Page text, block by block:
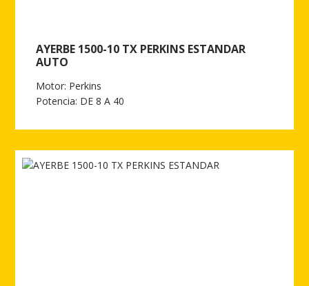
AYERBE 1500-10 TX PERKINS ESTANDAR
AUTO
Motor: Perkins
Potencia: DE 8 A 40